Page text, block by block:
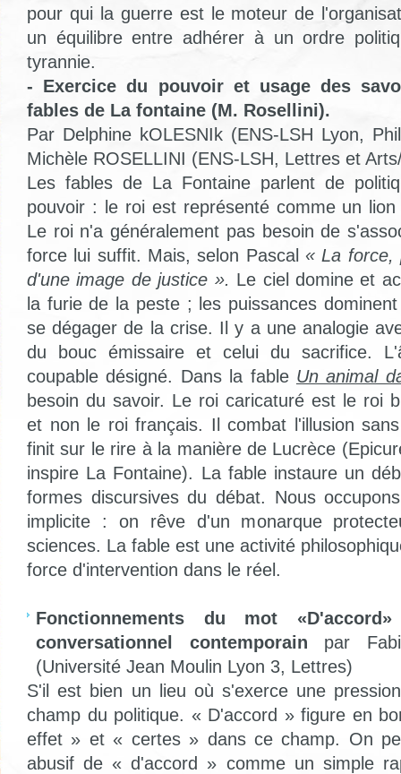
pour qui la guerre est le moteur de
un équilibre entre adhérer à un ordre
tyrannie.
- Exercice du pouvoir et usage des
fables de La fontaine (M. Rosellini).
Par Delphine kOLESNIk (ENS-LSH Lyon,
Michèle ROSELLINI (ENS-LSH, Lettres et
Les fables de La Fontaine parlent de
pouvoir : le roi est représenté comme un
Le roi n'a généralement pas besoin de
force lui suffit. Mais, selon Pascal « La force,
d'une image de justice ». Le ciel domine et
la furie de la peste ; les puissances
se dégager de la crise. Il y a une analogie
du bouc émissaire et celui du sacrifice.
coupable désigné. Dans la fable Un animal
besoin du savoir. Le roi caricaturé est le roi
et non le roi français. Il combat l'illusion
finit sur le rire à la manière de Lucrèce
inspire La Fontaine). La fable instaure un
formes discursives du débat. Nous
implicite : on rêve d'un monarque
sciences. La fable est une activité
force d'intervention dans le réel.
Fonctionnements du mot
conversationnel contemporain par
(Université Jean Moulin Lyon 3, Lettres)
S'il est bien un lieu où s'exerce une
champ du politique. « D'accord » figure en
effet » et « certes » dans ce champ. On
abusif de « d'accord » comme un simple